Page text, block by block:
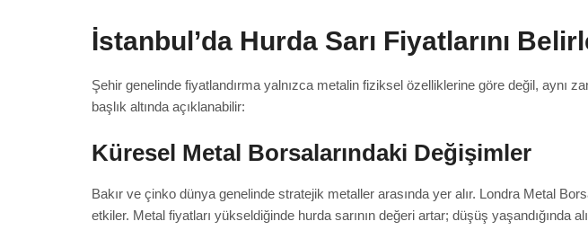
İstanbul’da Hurda Sarı Fiyatlarını
Şehir genelinde fiyatlandırma yalnızca metalin fiziksel özelliklerine göre değil, aynı
başlık altında açıklanabilir:
Küresel Metal Borsalarındaki Değişimler
Bakır ve çinko dünya genelinde stratejik metaller arasında yer alır. Londra Metal
etkiler. Metal fiyatları yükseldiğinde hurda sarının değeri artar; düşüş yaşandığında